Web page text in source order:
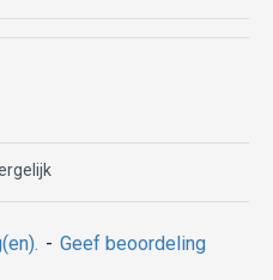
- Geef beoordeling